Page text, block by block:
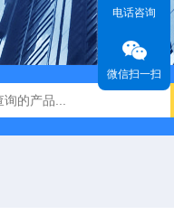
海王星Neptune计量泵/美
电话咨询
微信扫一扫